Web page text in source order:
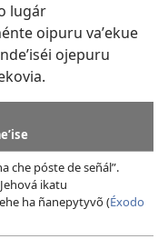
lugár
oipuru vaʼekue
ojepuru
che póste de señál”.
ikatu
ha ñanepytyvõ (Éxodo